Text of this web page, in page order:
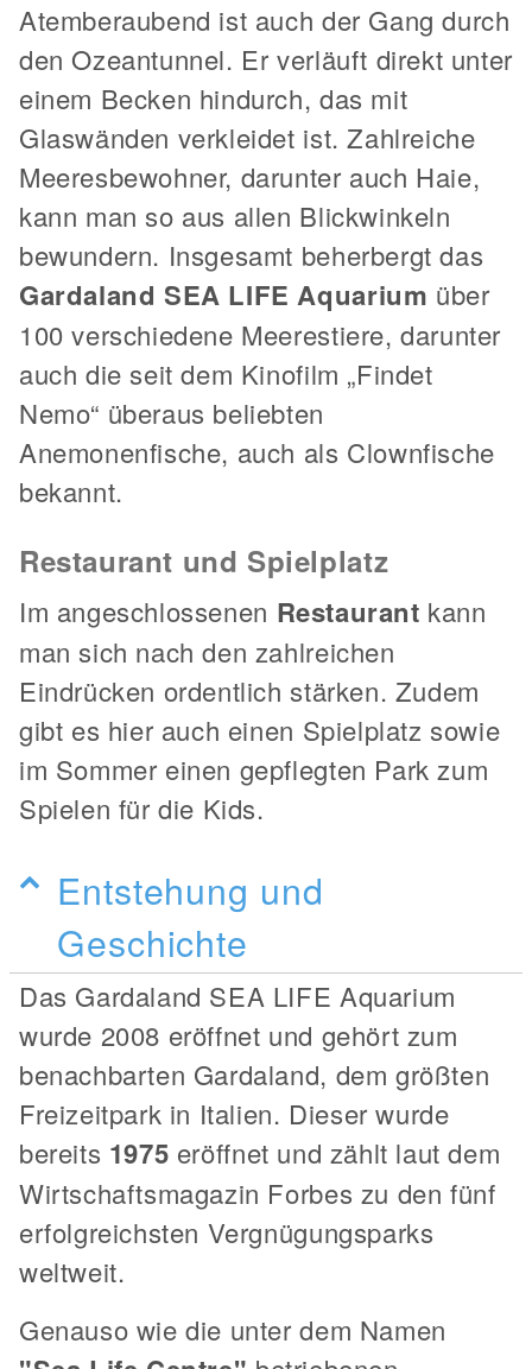
Atemberaubend ist auch der Gang durch
den Ozeantunnel. Er verläuft direkt unter
einem Becken hindurch, das mit
Glaswänden verkleidet ist. Zahlreiche
Meeresbewohner, darunter auch Haie,
kann man so aus allen Blickwinkeln
bewundern. Insgesamt beherbergt das
Gardaland SEA LIFE Aquarium über
100 verschiedene Meerestiere, darunter
auch die seit dem Kinofilm „Findet
Nemo“ überaus beliebten
Anemonenfische, auch als Clownfische
bekannt.
Restaurant und Spielplatz
Im angeschlossenen Restaurant kann
man sich nach den zahlreichen
Eindrücken ordentlich stärken. Zudem
gibt es hier auch einen Spielplatz sowie
im Sommer einen gepflegten Park zum
Spielen für die Kids.
Entstehung und
Geschichte
Das Gardaland SEA LIFE Aquarium
wurde 2008 eröffnet und gehört zum
benachbarten Gardaland, dem größten
Freizeitpark in Italien. Dieser wurde
bereits 1975 eröffnet und zählt laut dem
Wirtschaftsmagazin Forbes zu den fünf
erfolgreichsten Vergnügungsparks
weltweit.
Genauso wie die unter dem Namen